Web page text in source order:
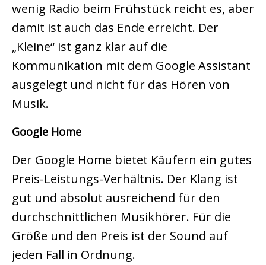
wenig Radio beim Frühstück reicht es, aber
damit ist auch das Ende erreicht. Der
„Kleine“ ist ganz klar auf die
Kommunikation mit dem Google Assistant
ausgelegt und nicht für das Hören von
Musik.
Google Home
Der Google Home bietet Käufern ein gutes
Preis-Leistungs-Verhältnis. Der Klang ist
gut und absolut ausreichend für den
durchschnittlichen Musikhörer. Für die
Größe und den Preis ist der Sound auf
jeden Fall in Ordnung.